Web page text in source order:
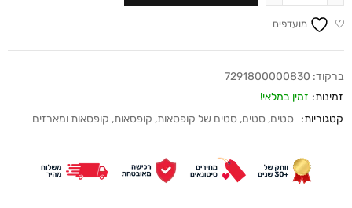
מועדפים
ברקוד: 7291800000830
זמינות: זמין במלאי!
קטגוריות:
סטים, סטים, סטים של קופסאות, קופסאות, קופסאות ומארזים